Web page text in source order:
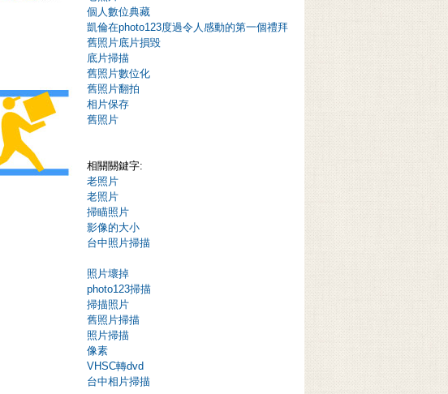
個人數位典藏
凱倫在photo123度過令人感動的第一個禮拜
舊照片底片損毀
底片掃描
舊照片數位化
舊照片翻拍
相片保存
舊照片
相關關鍵字:
老照片
老照片
掃瞄照片
影像的大小
台中照片掃描
照片壞掉
photo123掃描
掃描照片
舊照片掃描
照片掃描
像素
VHSC轉dvd
台中相片掃描